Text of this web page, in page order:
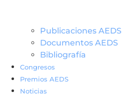
Publicaciones AEDS
Documentos AEDS
Bibliografía
Congresos
Premios AEDS
Noticias